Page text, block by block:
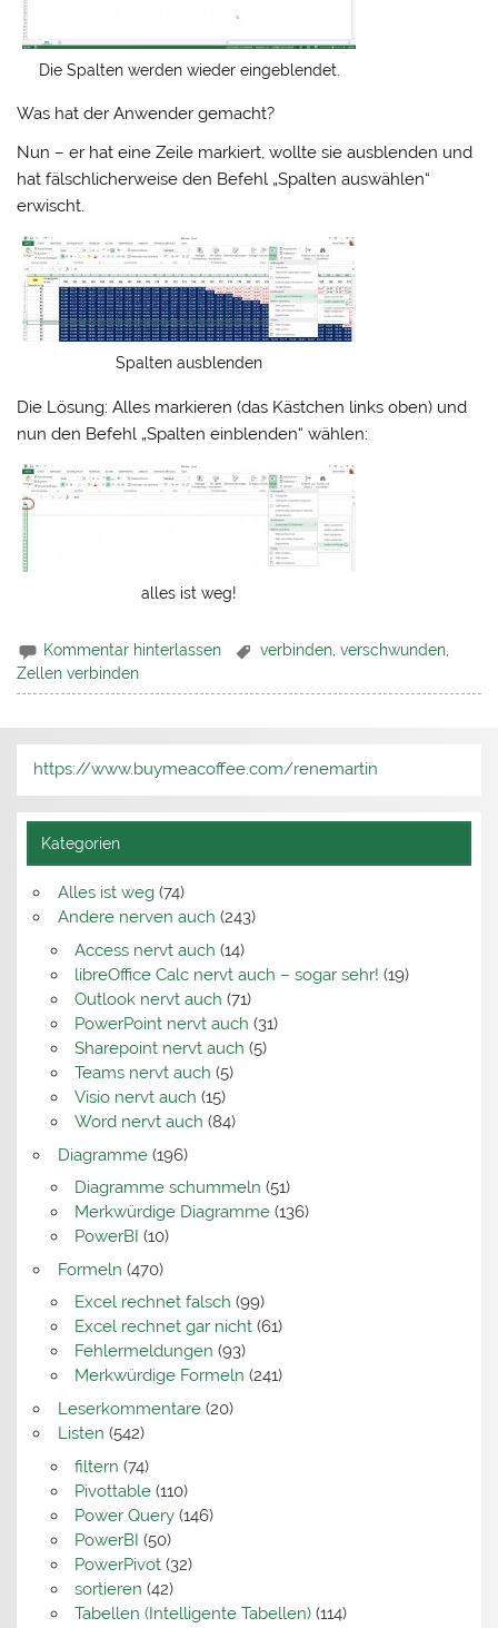
Die Spalten werden wieder eingeblendet.
Was hat der Anwender gemacht?
Nun – er hat eine Zeile markiert, wollte sie ausblenden und
hat fälschlicherweise den Befehl „Spalten auswählen“
erwischt.
Spalten ausblenden
Die Lösung: Alles markieren (das Kästchen links oben) und
nun den Befehl „Spalten einblenden“ wählen:
alles ist weg!
Kommentar hinterlassen verbinden ,verschwunden
Zellen verbinden
https://www.buymeacoffee.com/renemartin
Kategorien
Alles ist weg(74)
Andere nerven auch (243)
Access nervt auch (14)
libreOffice Calc nervt auch – sogar sehr! (19)
Outlook nervt auch (71)
PowerPoint nervt auch (31)
Sharepoint nervt auch (5)
Teams nervt auch (5)
Visio nervt auch (15)
Word nervt auch (84)
Diagramme(196)
Diagramme schummeln (51)
Merkwürdige Diagramme(136)
PowerBI (10)
Formeln (470)
Excel rechnet falsch (99)
Excel rechnet gar nicht(61)
Fehlermeldungen (93)
Merkwürdige Formeln (241)
Leserkommentare(20)
Listen (542)
filtern (74)
Pivottable(110)
Power Query(146)
PowerBI (50)
PowerPivot(32)
sortieren (42)
Tabellen (Intelligente Tabellen)(114)